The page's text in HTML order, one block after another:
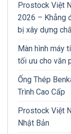
Prostock Việt
2026 – Khẳng
bị xây dựng
Màn hình máy
tối ưu cho văn
Ống Thép
Trình Cao Cấp
Prostock Việt
Nhật Bản